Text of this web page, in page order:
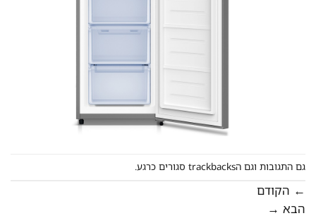
גם התגובות וגם הtrackbacks סגורים כרגע.
← הקודם
הבא →